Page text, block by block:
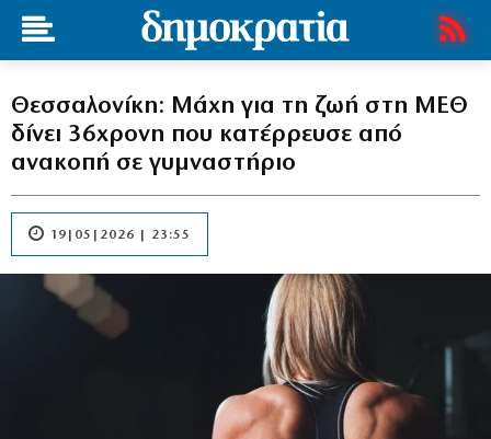
Θεσσαλονίκη: Μάχη για τη ζωή στη ΜΕΘ
δίνει 36χρονη που κατέρρευσε από
ανακοπή σε γυμναστήριο
19|05|2026 | 23:55